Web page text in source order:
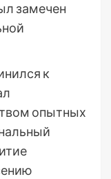
замечен
к
опытных